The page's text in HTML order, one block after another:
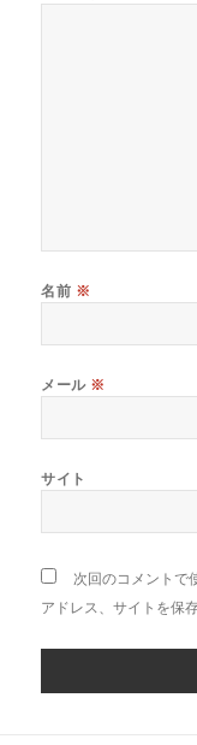
名前 ※
メール ※
サイト
次回のコメントで
アドレス、サイトを保存